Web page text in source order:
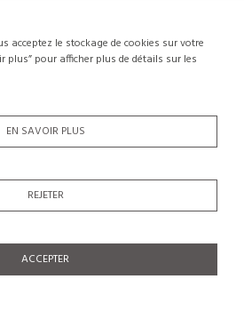
acceptez le stockage de cookies sur votre
plus” pour afficher plus de détails sur les
EN SAVOIR PLUS
REJETER
ACCEPTER
CLIENTS
avantages: sauvegarder la liste de vos
CRÉER UN COMPTE